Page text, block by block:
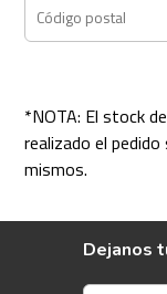
*NOTA: El stock
realizado el
mismos.
Dejanos